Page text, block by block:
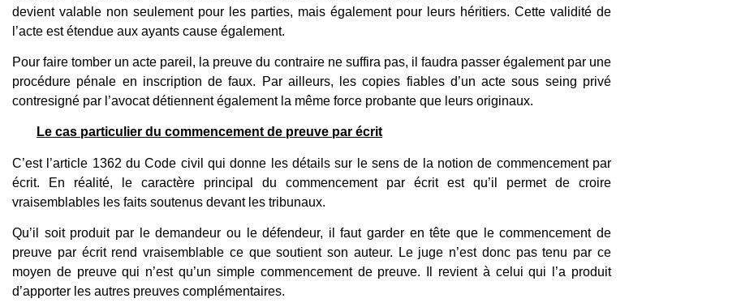
devient valable non seulement pour les parties, mais également pour leurs héritiers. Cette validité de
l’acte est étendue aux ayants cause également.
Pour faire tomber un acte pareil, la preuve du contraire ne suffira pas, il faudra passer également par une
procédure pénale en inscription de faux. Par ailleurs, les copies fiables d’un acte sous seing privé
contresigné par l’avocat détiennent également la même force probante que leurs originaux.
Le cas particulier du commencement de preuve par écrit
C’est l’article 1362 du Code civil qui donne les détails sur le sens de la notion de commencement par
écrit. En réalité, le caractère principal du commencement par écrit est qu’il permet de croire
vraisemblables les faits soutenus devant les tribunaux.
Qu’il soit produit par le demandeur ou le défendeur, il faut garder en tête que le commencement de
preuve par écrit rend vraisemblable ce que soutient son auteur. Le juge n’est donc pas tenu par ce
moyen de preuve qui n’est qu’un simple commencement de preuve. Il revient à celui qui l’a produit
d’apporter les autres preuves complémentaires.